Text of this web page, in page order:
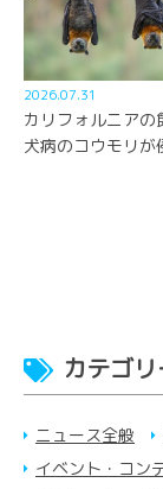
2026.07.31
カリフォルニアの
犬病のコウモリが
カテゴリ
ニュース全般
イベント・コン